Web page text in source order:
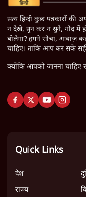
सत्य हिन्दी कुछ पत्रकारों की
न देखे, सुन कर न सुने, गोद में
बोलेगा? हमने सोचा, आवाज़
चाहिए। ताकि आप कर सकें
क्योंकि आपको जानना चाहिए
Quick Links
देश
राज्य